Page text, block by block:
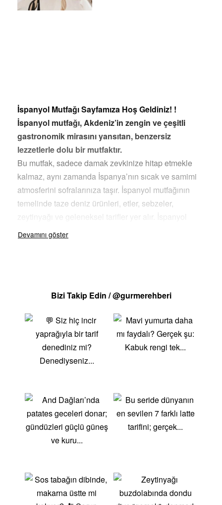
İspanyol Mutfağı Sayfamıza Hoş Geldiniz! !
İspanyol mutfağı, Akdeniz’in zengin ve çeşitli
gastronomik mirasını yansıtan, benzersiz
lezzetlerle dolu bir mutfaktır.
Bu mutfak, sadece damak zevkinize hitap etmekle
kalmaz, aynı zamanda İspanya’nın sıcak ve samimi
atmosferini sofralarınıza taşır. İspanyol mutfağının
temelinde taze deniz ürünleri, etler, sebzeler,
zeytinyağı ve geleneksel tarifler yer alır. İspanyol
Mutfağının Eşsiz Lezzetleriİspanyol mutfağında
bölgesinin bu ünlü yemeği, büyük bir tavada pişirilir
porsiyonlarda sunulan tapaslar, İspanyol mutfağının
vazgeçilmez atıştırmalıklarıdır. Zeytin, peynir, patates
kroketleri, deniz ürünleri ve şarküteri ürünleri gibi
çeşitli lezzetleri içerir. Tapas, arkadaşlarla paylaşmak
GazpachoSoğuk olarak servis edilen bu çorba, taze
domates, biber, salatalık, sarımsak ve zeytinyağı ile
yapılır. Özellikle sıcak yaz aylarında ferahlatıcı bir
seçenek olarak tercih edilir. Tortilla
EspañolaYumurta, patates ve soğanla yapılan bu
vazgeçilmezidir. Sıcak veya soğuk olarak servis
edilebilir ve genellikle ekmekle birlikte tüketilir.
ChurrosÇıtır çıtır kızartılmış hamur çubukları olan
Bizi Takip Edin / @gurmerehberi